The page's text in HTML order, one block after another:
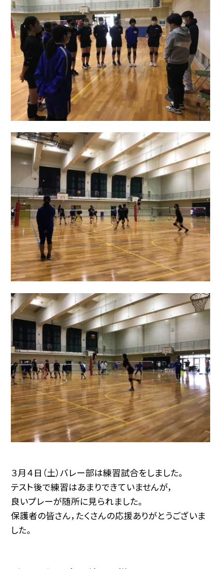
３月４日（土）バレー部は練習試合をしました。
テスト後で練習はあまりできていませんが，
良いプレーが随所に見られました。
保護者の皆さん，たくさんの応援ありがとうございま
した。